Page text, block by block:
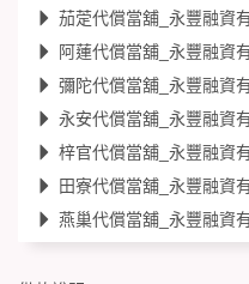
茄萣代償當舖_永豐融資
阿蓮代償當舖_永豐融資
彌陀代償當舖_永豐融資
永安代償當舖_永豐融資
梓官代償當舖_永豐融資
田寮代償當舖_永豐融資
燕巢代償當舖_永豐融資